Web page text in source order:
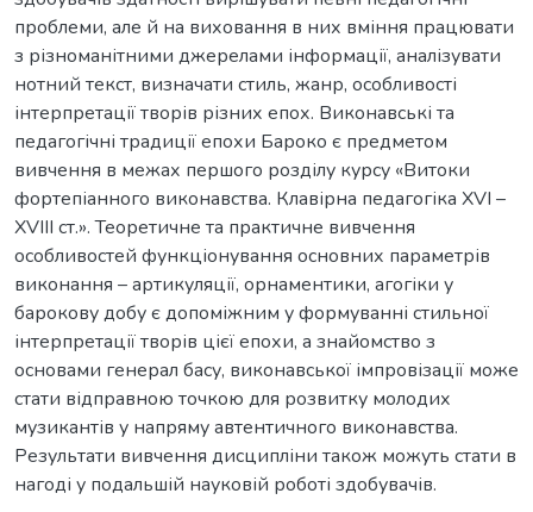
проблеми, але й на виховання в них вміння працювати
з різноманітними джерелами інформації, аналізувати
нотний текст, визначати стиль, жанр, особливості
інтерпретації творів різних епох. Виконавські та
педагогічні традиції епохи Бароко є предметом
вивчення в межах першого розділу курсу «Витоки
фортепіанного виконавства. Клавірна педагогіка XVI –
XVIII ст.». Теоретичне та практичне вивчення
особливостей функціонування основних параметрів
виконання – артикуляції, орнаментики, агогіки у
барокову добу є допоміжним у формуванні стильної
інтерпретації творів цієї епохи, а знайомство з
основами генерал басу, виконавської імпровізації може
стати відправною точкою для розвитку молодих
музикантів у напряму автентичного виконавства.
Результати вивчення дисципліни також можуть стати в
нагоді у подальшій науковій роботі здобувачів.